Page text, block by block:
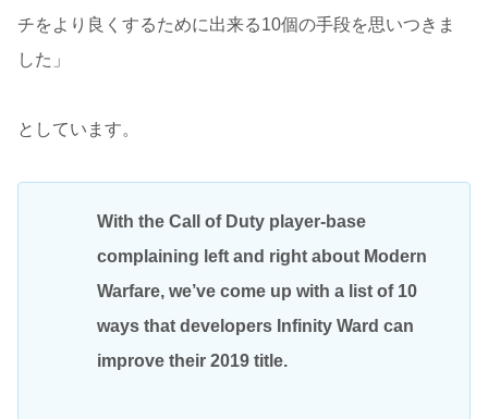
チをより良くするために出来る10個の手段を思いつきま
した」
としています。
With the Call of Duty player-base
complaining left and right about Modern
Warfare, we’ve come up with a list of 10
ways that developers Infinity Ward can
improve their 2019 title.